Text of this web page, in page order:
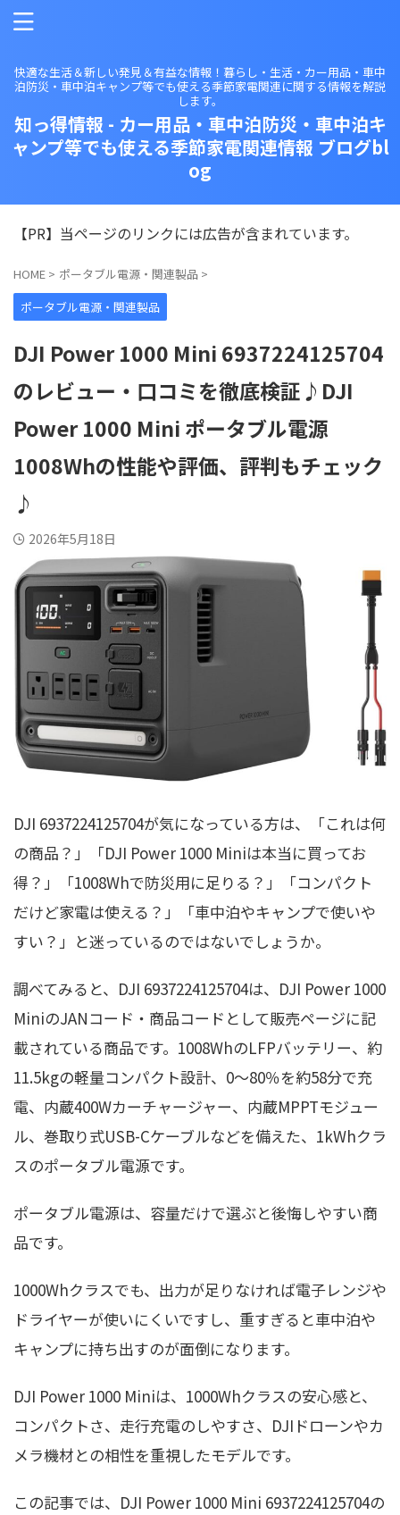
快適な生活＆新しい発見＆有益な情報！暮らし・生活・カー用品・車中
泊防災・車中泊キャンプ等でも使える季節家電関連に関する情報を解説
します。
知っ得情報 - カー用品・車中泊防災・車中泊キ
ャンプ等でも使える季節家電関連情報 ブログbl
og
【PR】当ページのリンクには広告が含まれています。
HOME > ポータブル電源・関連製品 >
ポータブル電源・関連製品
DJI Power 1000 Mini 6937224125704
のレビュー・口コミを徹底検証♪DJI
Power 1000 Mini ポータブル電源
1008Whの性能や評価、評判もチェック
♪
2026年5月18日
DJI 6937224125704が気になっている方は、「これは何
の商品？」「DJI Power 1000 Miniは本当に買ってお
得？」「1008Whで防災用に足りる？」「コンパクト
だけど家電は使える？」「車中泊やキャンプで使いや
すい？」と迷っているのではないでしょうか。
調べてみると、DJI 6937224125704は、DJI Power 1000
MiniのJANコード・商品コードとして販売ページに記
載されている商品です。1008WhのLFPバッテリー、約
11.5kgの軽量コンパクト設計、0〜80％を約58分で充
電、内蔵400Wカーチャージャー、内蔵MPPTモジュー
ル、巻取り式USB-Cケーブルなどを備えた、1kWhクラ
スのポータブル電源です。
ポータブル電源は、容量だけで選ぶと後悔しやすい商
品です。
1000Whクラスでも、出力が足りなければ電子レンジや
ドライヤーが使いにくいですし、重すぎると車中泊や
キャンプに持ち出すのが面倒になります。
DJI Power 1000 Miniは、1000Whクラスの安心感と、
コンパクトさ、走行充電のしやすさ、DJIドローンやカ
メラ機材との相性を重視したモデルです。
この記事では、DJI Power 1000 Mini 6937224125704の